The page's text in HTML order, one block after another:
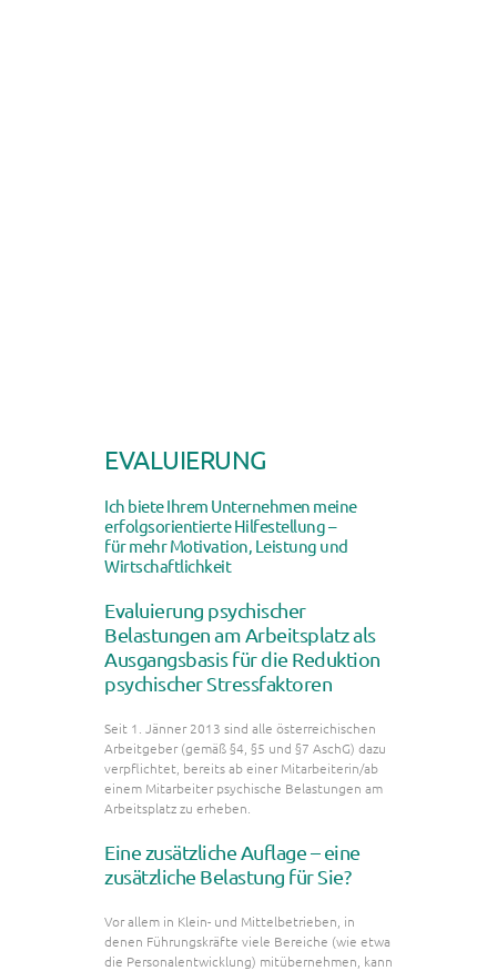
EVALUIERUNG
Ich biete Ihrem Unternehmen meine
erfolgsorientierte Hilfestellung –
für mehr Motivation, Leistung und
Wirtschaftlichkeit
Evaluierung psychischer
Belastungen am Arbeitsplatz als
Ausgangsbasis für die Reduktion
psychischer Stressfaktoren
Seit 1. Jänner 2013 sind alle österreichischen
Arbeitgeber (gemäß §4, §5 und §7 AschG) dazu
verpflichtet, bereits ab einer Mitarbeiterin/ab
einem Mitarbeiter psychische Belastungen am
Arbeitsplatz zu erheben.
Eine zusätzliche Auflage – eine
zusätzliche Belastung für Sie?
Vor allem in Klein- und Mittelbetrieben, in
denen Führungskräfte viele Bereiche (wie etwa
die Personalentwicklung) mitübernehmen, kann